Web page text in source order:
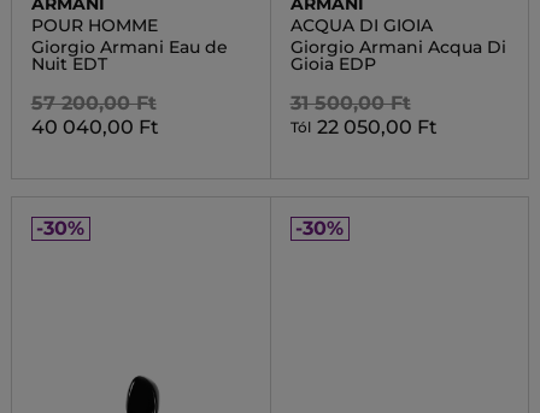
POUR HOMME
Giorgio Armani Eau de
Nuit EDT
57 200,00 Ft
40 040,00 Ft
ACQUA DI GIOIA
Giorgio Armani Acqua Di
Gioia EDP
31 500,00 Ft
Tól 22 050,00 Ft
-30% -30%